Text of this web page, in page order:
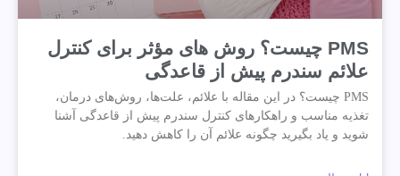
PMS چیست؟ روش های مؤثر برای کنترل
علائم سندرم پیش از قاعدگی
PMS چیست؟ در این مقاله با علائم، علت‌ها، روش‌های درمان،
تغذیه مناسب و راهکارهای کنترل سندرم پیش از قاعدگی آشنا
شوید و یاد بگیرید چگونه علائم آن را کاهش دهید.